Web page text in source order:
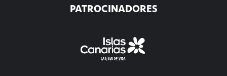
PATROCINADORES